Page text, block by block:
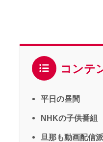
コンテ
平日の昼間
NHKの子供番組
旦那も動画配信派